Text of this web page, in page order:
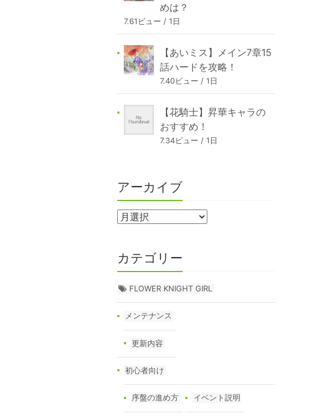
めは？
7.61ビュー / 1日
【あいミス】メイン7章15
話ハードを攻略！
7.40ビュー / 1日
【花騎士】昇華キャラの
おすすめ！
7.34ビュー / 1日
アーカイブ
カテゴリー
FLOWER KNIGHT GIRL
メンテナンス
更新内容
初心者向け
序盤の進め方 イベント説明